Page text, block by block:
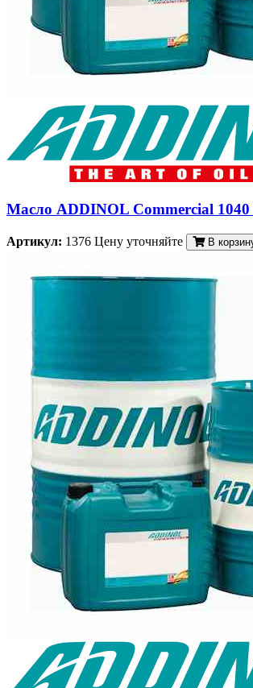
Масло ADDINOL Commercial 1040
Артикул: 1376 Цену уточняйте В